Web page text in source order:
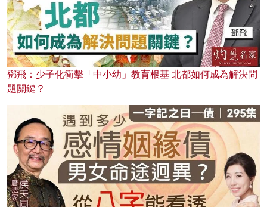
鄧飛：少子化衝擊「中小幼」教育根基 北都如何成為解決問
題關鍵？